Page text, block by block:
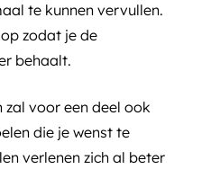
te kunnen vervullen.
zodat je de
behaalt.
zal voor een deel ook
die je wenst te
verlenen zich al beter